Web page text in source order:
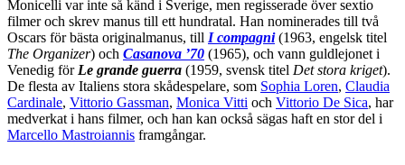
Monicelli var inte så känd i Sverige, men regisserade över sextio
filmer och skrev manus till ett hundratal. Han nominerades till två
Oscars för bästa originalmanus, till I compagni (1963, engelsk titel
The Organizer) och Casanova ’70 (1965), och vann guldlejonet i
Venedig för Le grande guerra (1959, svensk titel Det stora kriget).
De flesta av Italiens stora skådespelare, som Sophia Loren, Claudia
Cardinale, Vittorio Gassman, Monica Vitti och Vittorio De Sica, har
medverkat i hans filmer, och han kan också sägas haft en stor del i
Marcello Mastroiannis framgångar.